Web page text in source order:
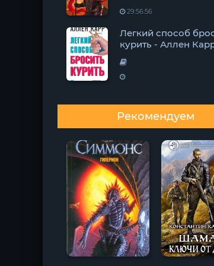
29:56:56
Легкий способ
курить - Аллен
Рекомендуем